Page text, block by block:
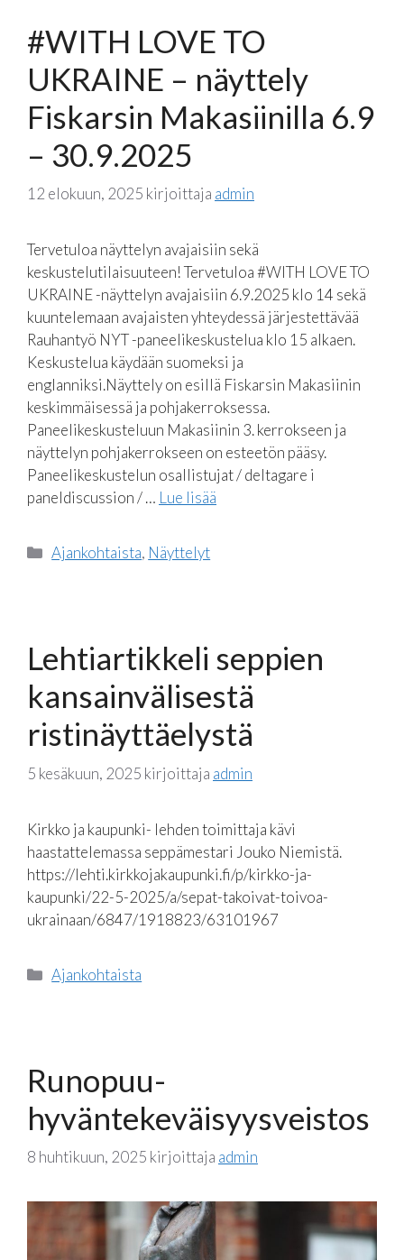
#WITH LOVE TO
UKRAINE – näyttely
Fiskarsin Makasiinilla 6.9
– 30.9.2025
12 elokuun, 2025 kirjoittaja admin
Tervetuloa näyttelyn avajaisiin sekä
keskustelutilaisuuteen! Tervetuloa #WITH LOVE TO
UKRAINE -näyttelyn avajaisiin 6.9.2025 klo 14 sekä
kuuntelemaan avajaisten yhteydessä järjestettävää
Rauhantyö NYT -paneelikeskustelua klo 15 alkaen.
Keskustelua käydään suomeksi ja
englanniksi.Näyttely on esillä Fiskarsin Makasiinin
keskimmäisessä ja pohjakerroksessa.
Paneelikeskusteluun Makasiinin 3. kerrokseen ja
näyttelyn pohjakerrokseen on esteetön pääsy.
Paneelikeskustelun osallistujat / deltagare i
paneldiscussion / … Lue lisää
Kategoriat
Ajankohtaista, Näyttelyt
Lehtiartikkeli seppien
kansainvälisestä
ristinäyttäelystä
5 kesäkuun, 2025 kirjoittaja admin
Kirkko ja kaupunki- lehden toimittaja kävi
haastattelemassa seppämestari Jouko Niemistä.
https://lehti.kirkkojakaupunki.fi/p/kirkko-ja-
kaupunki/22-5-2025/a/sepat-takoivat-toivoa-
ukrainaan/6847/1918823/63101967
Kategoriat
Ajankohtaista
Runopuu-
hyväntekeväisyysveistos
8 huhtikuun, 2025 kirjoittaja admin